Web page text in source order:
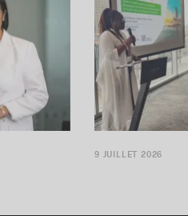
9 JUILLET 2026